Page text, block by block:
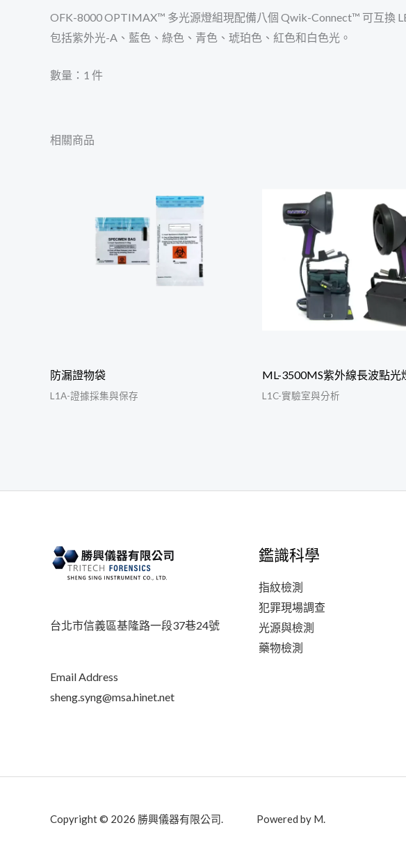
OFK-8000 OPTIMAX™ 多光源燈組現配備八個 Qwik-Connect™ 可互換
包括紫外光-A、藍色、綠色、青色、琥珀色、紅色和白色光。
數量：1 件
相關商品
防漏證物袋
L1A-證據採集與保存
ML-3500MS紫外線長波點光
L1C-實驗室與分析
台北市信義區基隆路一段37巷24號
Email Address
sheng.syng@msa.hinet.net
鑑識科學
指紋檢測
犯罪現場調查
光源與檢測
藥物檢測
Copyright © 2026 勝興儀器有限公司. Powered by M.